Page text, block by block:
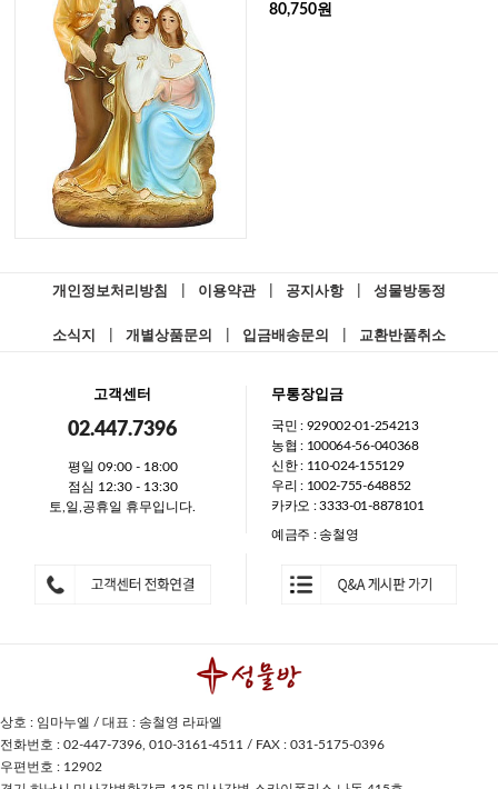
80,750원
개인정보처리방침 이용약관 공지사항 성물방동정
소식지 개별상품문의 입금배송문의 교환반품취소
고객센터
02.447.7396
평일 09:00 - 18:00
점심 12:30 - 13:30
토,일,공휴일 휴무입니다.
무통장입금
국민 : 929002-01-254213
농협 : 100064-56-040368
신한 : 110-024-155129
우리 : 1002-755-648852
카카오 : 3333-01-8878101
예금주 : 송철영
상호 : 임마누엘 / 대표 : 송철영 라파엘
전화번호 : 02-447-7396, 010-3161-4511 / FAX : 031-5175-0396
우편번호 : 12902